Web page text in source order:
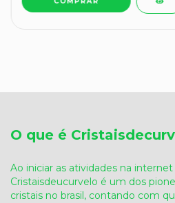
O que é
Ao iniciar as atividades na
Cristaisdeucurvelo é um dos
cristais no brasil, contando com